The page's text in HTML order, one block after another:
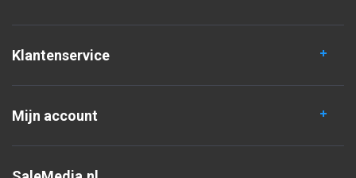
Klantenservice
Mijn account